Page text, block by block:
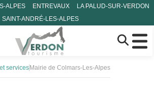
ALPES ENTREVAUX
LA PALUD-SUR-VERDON
SAINT-ANDRÉ-LES-ALPES
services Mairie de Colmars-Les-Alpes